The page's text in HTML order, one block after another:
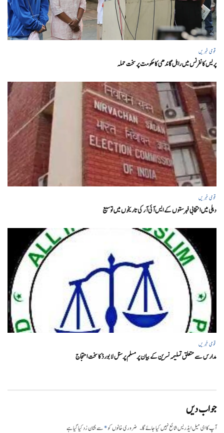
قومی خبریں
پریس کانفرنس میں راہل گاندھی کا حکومت پر سخت حملہ
قومی خبریں
دہلی میں انتخابی فہرستوں کے ایس آئی آر کی تاریخوں میں توسیع
قومی خبریں
مدارس سے متعلق تسلیمہ نسرین کے بیان پر مسلم پرسنل لا بورڈ کا سخت احتجاج
جواب دیں
آپ کا ای میل ایڈریس شائع نہیں کیا جائے گا۔ ضروری خانوں کو*سے نشان زد کیا گیا ہے